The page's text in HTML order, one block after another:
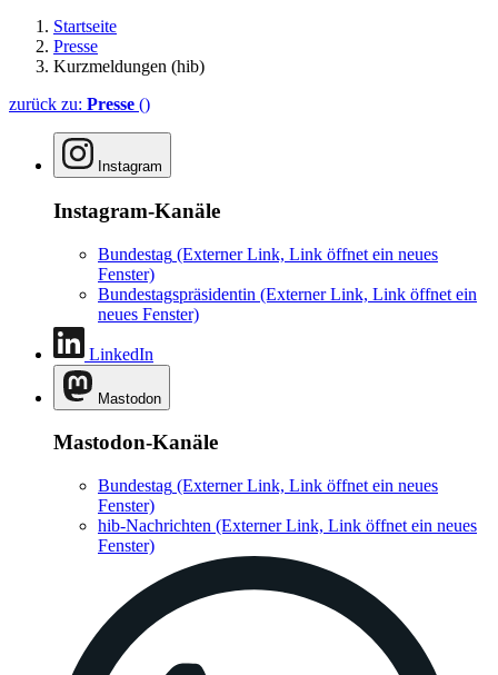
Startseite
Presse
Kurzmeldungen (hib)
zurück zu: Presse ()
Instagram
Instagram-Kanäle
Bundestag (Externer Link, Link öffnet ein neues
Fenster)
Bundestagspräsidentin (Externer Link, Link öffnet ein
neues Fenster)
LinkedIn
Mastodon
Mastodon-Kanäle
Bundestag (Externer Link, Link öffnet ein neues
Fenster)
hib-Nachrichten (Externer Link, Link öffnet ein neues
Fenster)